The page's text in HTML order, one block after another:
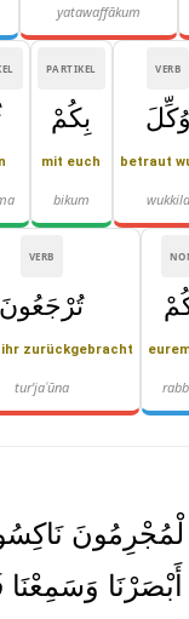
yatawaffākum
VERB
وُكِّلَ
betraut
wukkila
PARTIKEL
بِكُمْ
mit euch
bikum
VERB
تُرْجَعُونَ
zurückgebracht
tur'jaʿūna
أَبْصَرْنَا